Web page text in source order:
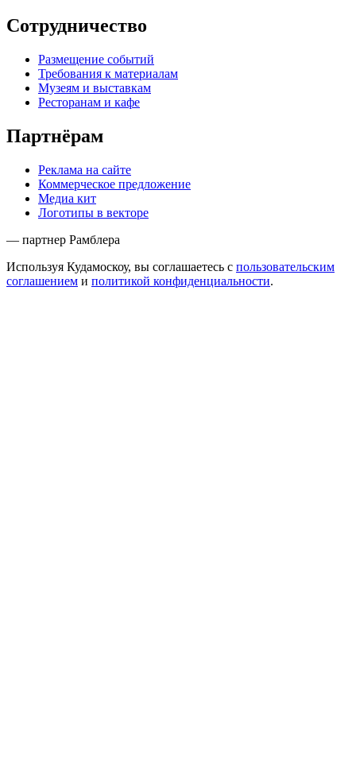
Сотрудничество
Размещение событий
Требования к материалам
Музеям и выставкам
Ресторанам и кафе
Партнёрам
Реклама на сайте
Коммерческое предложение
Медиа кит
Логотипы в векторе
— партнер Рамблера
Используя Кудамоскоу, вы соглашаетесь с пользовательским
соглашением и политикой конфиденциальности.